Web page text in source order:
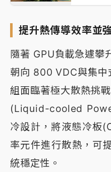
提升熱傳導效率並
隨著 GPU負載急遽攀
朝向 800 VDC與集
組面臨著極大散熱挑
(Liquid-cooled
冷設計，將液態冷板
率元件進行散熱，可
統穩定性。